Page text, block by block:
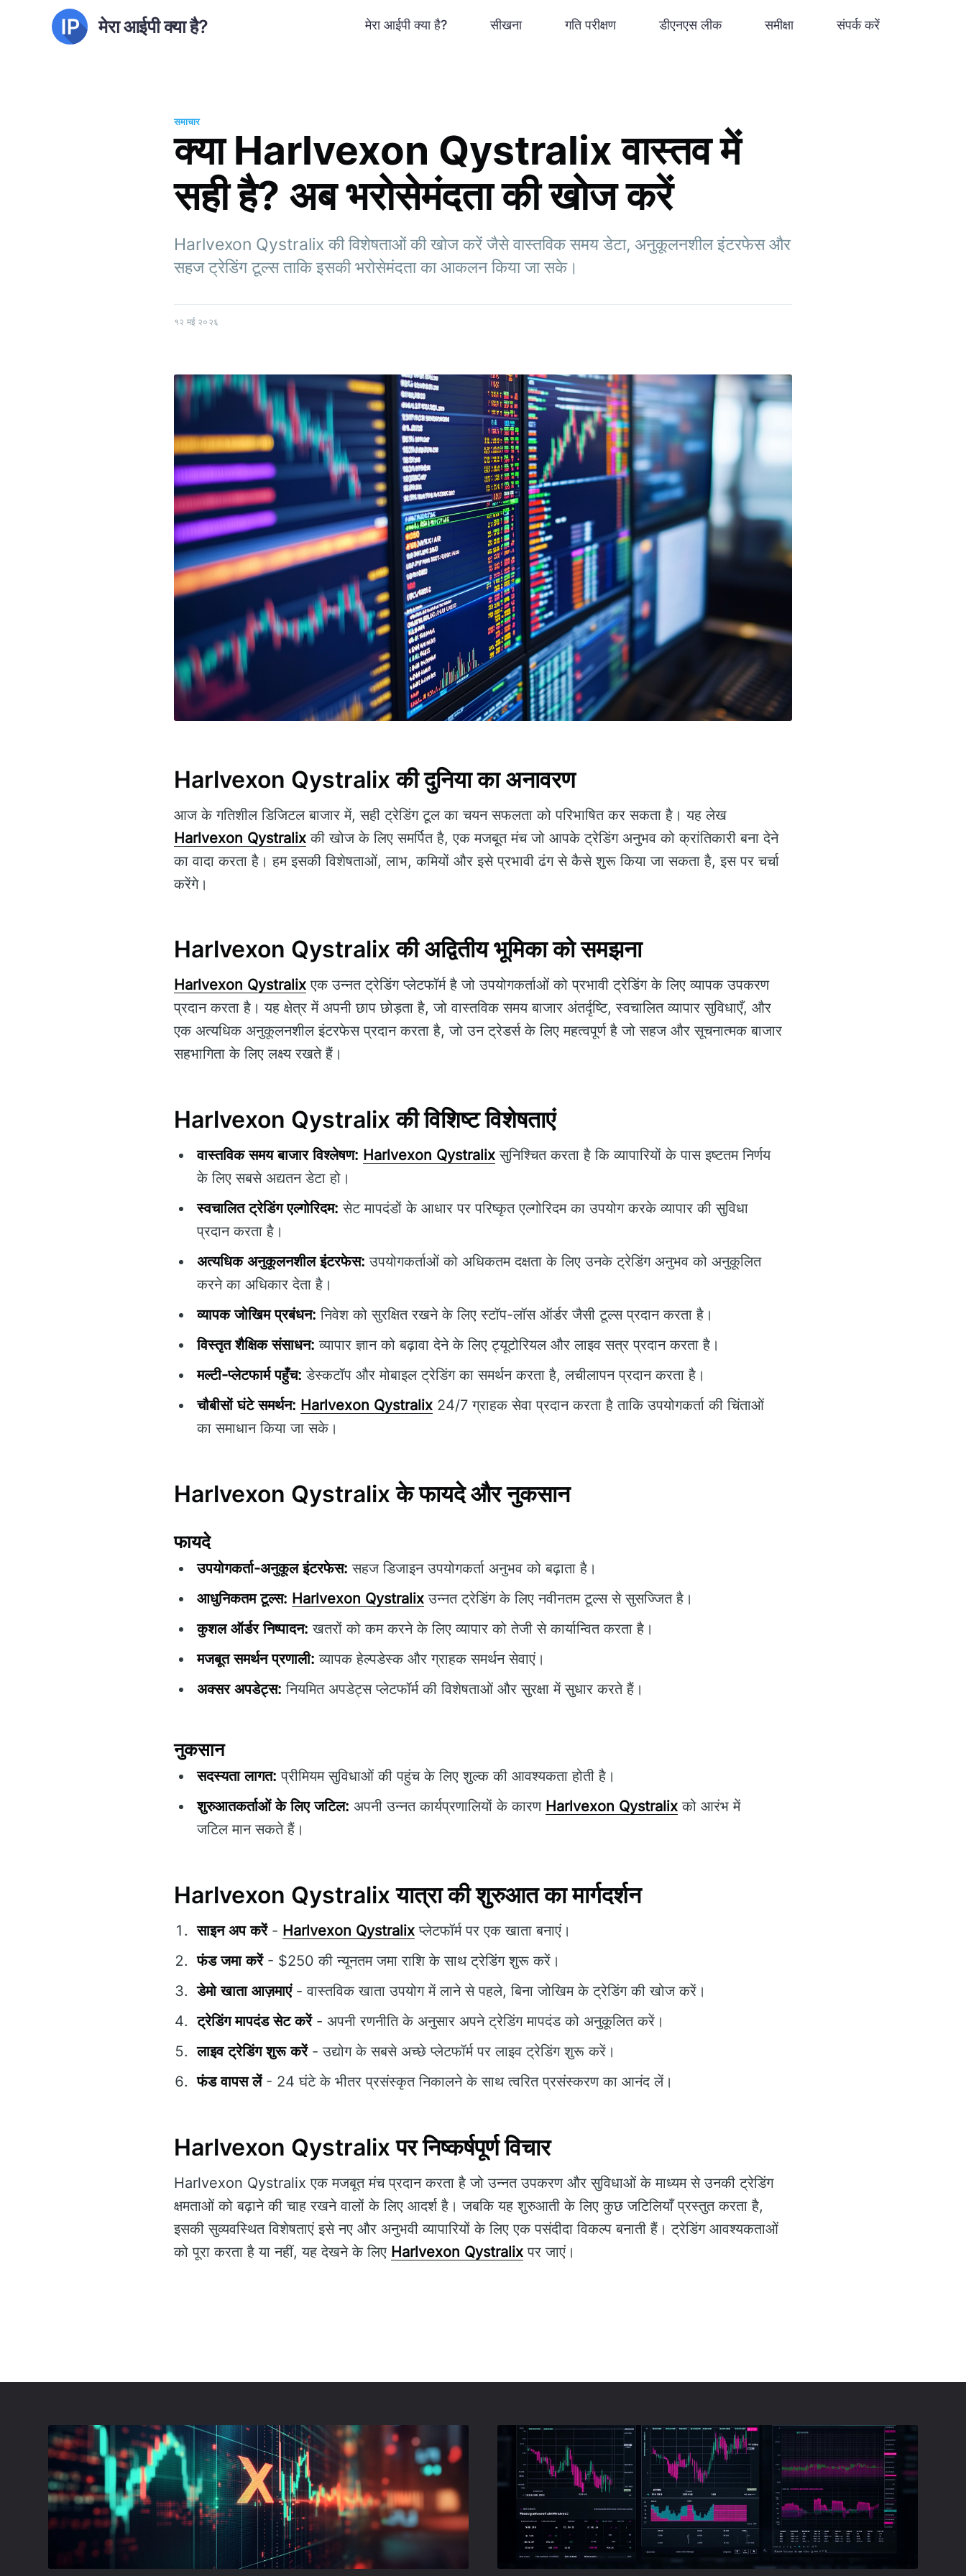
मेरा आईपी क्या है? मेरा आईपी क्या है? सीखना गति परीक्षण डीएनएस लीक समीक्षा संपर्क करें
समाचार
क्या Harlvexon Qystralix वास्तव में
सही है? अब भरोसेमंदता की खोज करें
Harlvexon Qystralix की विशेषताओं की खोज करें जैसे वास्तविक समय डेटा, अनुकूलनशील इंटरफेस और
सहज ट्रेडिंग टूल्स ताकि इसकी भरोसेमंदता का आकलन किया जा सके।
१२ मई २०२६
Harlvexon Qystralix की दुनिया का अनावरण
आज के गतिशील डिजिटल बाजार में, सही ट्रेडिंग टूल का चयन सफलता को परिभाषित कर सकता है। यह लेख
Harlvexon Qystralix की खोज के लिए समर्पित है, एक मजबूत मंच जो आपके ट्रेडिंग अनुभव को क्रांतिकारी बना देने
का वादा करता है। हम इसकी विशेषताओं, लाभ, कमियों और इसे प्रभावी ढंग से कैसे शुरू किया जा सकता है, इस पर चर्चा
करेंगे।
Harlvexon Qystralix की अद्वितीय भूमिका को समझना
Harlvexon Qystralix एक उन्नत ट्रेडिंग प्लेटफॉर्म है जो उपयोगकर्ताओं को प्रभावी ट्रेडिंग के लिए व्यापक उपकरण
प्रदान करता है। यह क्षेत्र में अपनी छाप छोड़ता है, जो वास्तविक समय बाजार अंतर्दृष्टि, स्वचालित व्यापार सुविधाएँ, और
एक अत्यधिक अनुकूलनशील इंटरफेस प्रदान करता है, जो उन ट्रेडर्स के लिए महत्वपूर्ण है जो सहज और सूचनात्मक बाजार
सहभागिता के लिए लक्ष्य रखते हैं।
Harlvexon Qystralix की विशिष्ट विशेषताएं
वास्तविक समय बाजार विश्लेषण: Harlvexon Qystralix सुनिश्चित करता है कि व्यापारियों के पास इष्टतम निर्णय
के लिए सबसे अद्यतन डेटा हो।
स्वचालित ट्रेडिंग एल्गोरिदम: सेट मापदंडों के आधार पर परिष्कृत एल्गोरिदम का उपयोग करके व्यापार की सुविधा
प्रदान करता है।
अत्यधिक अनुकूलनशील इंटरफेस: उपयोगकर्ताओं को अधिकतम दक्षता के लिए उनके ट्रेडिंग अनुभव को अनुकूलित
करने का अधिकार देता है।
व्यापक जोखिम प्रबंधन: निवेश को सुरक्षित रखने के लिए स्टॉप-लॉस ऑर्डर जैसी टूल्स प्रदान करता है।
विस्तृत शैक्षिक संसाधन: व्यापार ज्ञान को बढ़ावा देने के लिए ट्यूटोरियल और लाइव सत्र प्रदान करता है।
मल्टी-प्लेटफार्म पहुँच: डेस्कटॉप और मोबाइल ट्रेडिंग का समर्थन करता है, लचीलापन प्रदान करता है।
चौबीसों घंटे समर्थन: Harlvexon Qystralix 24/7 ग्राहक सेवा प्रदान करता है ताकि उपयोगकर्ता की चिंताओं
का समाधान किया जा सके।
Harlvexon Qystralix के फायदे और नुकसान
फायदे
उपयोगकर्ता-अनुकूल इंटरफेस: सहज डिजाइन उपयोगकर्ता अनुभव को बढ़ाता है।
आधुनिकतम टूल्स: Harlvexon Qystralix उन्नत ट्रेडिंग के लिए नवीनतम टूल्स से सुसज्जित है।
कुशल ऑर्डर निष्पादन: खतरों को कम करने के लिए व्यापार को तेजी से कार्यान्वित करता है।
मजबूत समर्थन प्रणाली: व्यापक हेल्पडेस्क और ग्राहक समर्थन सेवाएं।
अक्सर अपडेट्स: नियमित अपडेट्स प्लेटफॉर्म की विशेषताओं और सुरक्षा में सुधार करते हैं।
नुकसान
सदस्यता लागत: प्रीमियम सुविधाओं की पहुंच के लिए शुल्क की आवश्यकता होती है।
शुरुआतकर्ताओं के लिए जटिल: अपनी उन्नत कार्यप्रणालियों के कारण Harlvexon Qystralix को आरंभ में
जटिल मान सकते हैं।
Harlvexon Qystralix यात्रा की शुरुआत का मार्गदर्शन
साइन अप करें- Harlvexon Qystralix प्लेटफॉर्म पर एक खाता बनाएं।
फंड जमा करें- $250 की न्यूनतम जमा राशि के साथ ट्रेडिंग शुरू करें।
डेमो खाता आज़माएं- वास्तविक खाता उपयोग में लाने से पहले, बिना जोखिम के ट्रेडिंग की खोज करें।
ट्रेडिंग मापदंड सेट करें- अपनी रणनीति के अनुसार अपने ट्रेडिंग मापदंड को अनुकूलित करें।
लाइव ट्रेडिंग शुरू करें- उद्योग के सबसे अच्छे प्लेटफॉर्म पर लाइव ट्रेडिंग शुरू करें।
फंड वापस लें- 24 घंटे के भीतर प्रसंस्कृत निकालने के साथ त्वरित प्रसंस्करण का आनंद लें।
Harlvexon Qystralix पर निष्कर्षपूर्ण विचार
Harlvexon Qystralix एक मजबूत मंच प्रदान करता है जो उन्नत उपकरण और सुविधाओं के माध्यम से उनकी ट्रेडिंग
क्षमताओं को बढ़ाने की चाह रखने वालों के लिए आदर्श है। जबकि यह शुरुआती के लिए कुछ जटिलियाँ प्रस्तुत करता है,
इसकी सुव्यवस्थित विशेषताएं इसे नए और अनुभवी व्यापारियों के लिए एक पसंदीदा विकल्प बनाती हैं। ट्रेडिंग आवश्यकताओं
को पूरा करता है या नहीं, यह देखने के लिए Harlvexon Qystralix पर जाएं।